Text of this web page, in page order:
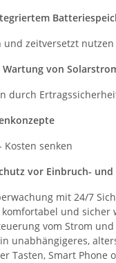
und zeitversetzt nutzen
von
durch
senken
vor Einbruch-
mit 24/7
und sicher
vom Strom
unabhängigeres,
Tasten, Smart Phone